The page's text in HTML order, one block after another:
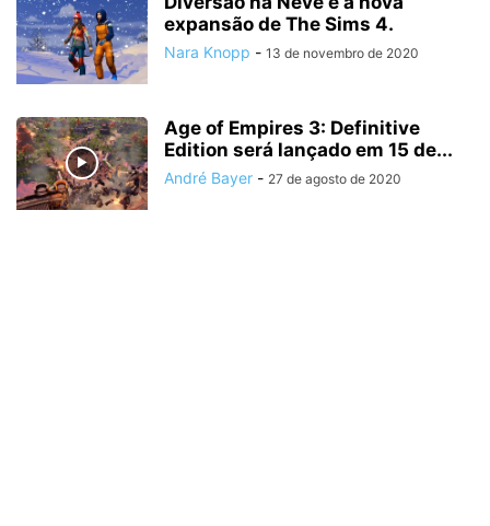
expansão de The Sims 4.
Nara Knopp - 13 de novembro de 2020
Age of Empires 3: Definitive
Edition será lançado em 15 de...
André Bayer - 27 de agosto de 2020